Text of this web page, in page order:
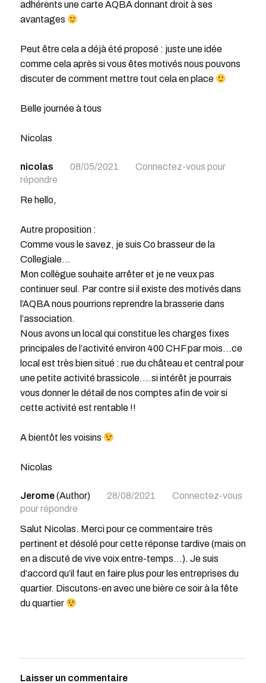
adhérents une carte AQBA donnant droit à ses
avantages
Peut être cela a déjà été proposé : juste une idée
comme cela après si vous êtes motivés nous pouvons
discuter de comment mettre tout cela en place
Belle journée à tous
Nicolas
nicolas 08/05/2021
Connectez-vous pour
répondre
Re hello,
Autre proposition :
Comme vous le savez, je suis Co brasseur de la
Collegiale…
Mon collègue souhaite arrêter et je ne veux pas
continuer seul. Par contre si il existe des motivés dans
l’AQBA nous pourrions reprendre la brasserie dans
l’association.
Nous avons un local qui constitue les charges fixes
principales de l’activité environ 400 CHF par mois…ce
local est très bien situé : rue du château et central pour
une petite activité brassicole….si intérêt je pourrais
vous donner le détail de nos comptes afin de voir si
cette activité est rentable !!
A bientôt les voisins
Nicolas
Jerome(Author) 28/08/2021
Connectez-vous
pour répondre
Salut Nicolas. Merci pour ce commentaire très
pertinent et désolé pour cette réponse tardive (mais on
en a discuté de vive voix entre-temps…). Je suis
d’accord qu’il faut en faire plus pour les entreprises du
quartier. Discutons-en avec une bière ce soir à la fête
du quartier
Laisser un commentaire